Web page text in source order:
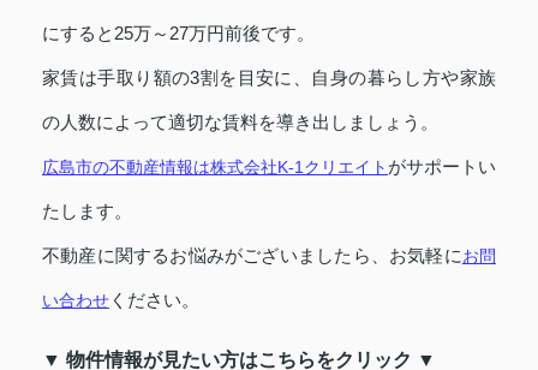
にすると25万～27万円前後です。
家賃は手取り額の3割を目安に、自身の暮らし方や家族
の人数によって適切な賃料を導き出しましょう。
広島市の不動産情報は株式会社K-1クリエイト がサポートい
たします。
不動産に関するお悩みがございましたら、お気軽にお問
い合わせ ください。
▼ 物件情報が見たい方はこちらをクリック ▼